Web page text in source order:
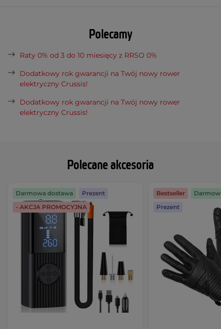
Polecane akcesoria
Darmowa dostawa
Prezent
- AKCJA PROMOCYJNA
Bestseller
Prezent
Polecamy
Raty 0% od 3 do 10 miesięcy z RRSO 0%
Dodatkowy rok gwarancji na Twój nowy rower
elektryczny Crussis!
Dodatkowy rok gwarancji na Twój nowy rower
elektryczny Crussis!